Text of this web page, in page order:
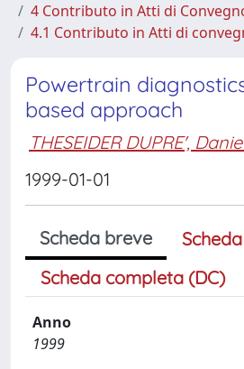
4 Contributo in Atti di
4.1 Contributo in Atti di
Powertrain
based approach
THESEIDER DUPRE',
1999-01-01
Scheda breve
Scheda completa (DC)
Anno
1999